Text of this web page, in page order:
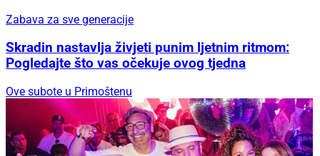
Zabava za sve generacije
Skradin nastavlja živjeti punim ljetnim ritmom:
Pogledajte što vas očekuje ovog tjedna
Ove subote u Primoštenu